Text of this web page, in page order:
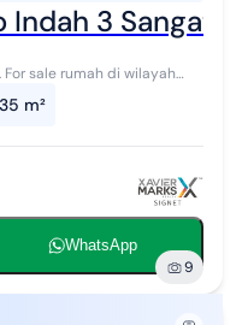
Indah 3 Sangat
Kota. Properti 2
m²
WhatsApp
9